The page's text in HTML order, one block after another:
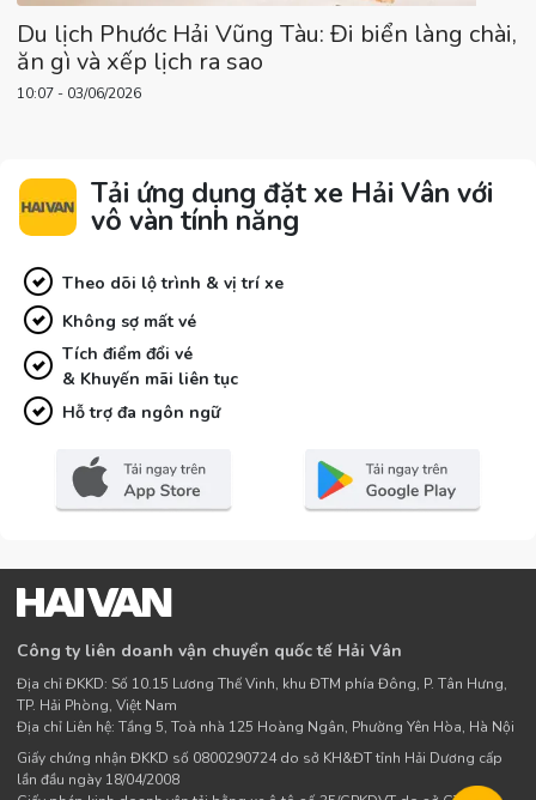
Du lịch Phước Hải Vũng Tàu: Đi biển làng chài,
ăn gì và xếp lịch ra sao
10:07 - 03/06/2026
Tải ứng dụng đặt xe Hải Vân với
vô vàn tính năng
Theo dõi lộ trình & vị trí xe
Không sợ mất vé
Tích điểm đổi vé
& Khuyến mãi liên tục
Hỗ trợ đa ngôn ngữ
Công ty liên doanh vận chuyển quốc tế Hải Vân
Địa chỉ ĐKKD: Số 10.15 Lương Thế Vinh, khu ĐTM phía Đông, P. Tân Hưng,
TP. Hải Phòng, Việt Nam
Địa chỉ Liên hệ: Tầng 5, Toà nhà 125 Hoàng Ngân, Phường Yên Hòa, Hà Nội
Giấy chứng nhận ĐKKD số 0800290724 do sở KH&ĐT tỉnh Hải Dương cấp
lần đầu ngày 18/04/2008